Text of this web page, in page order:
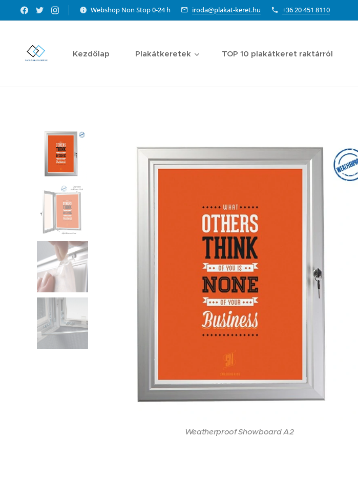
Webshop Non Stop 0-24 h iroda@plakat-keret.hu +36 20 451 8110
Kezdőlap Plakátkeretek TOP 10 plakátkeret raktárról
Weatherproof Showboard A2
Portrait/ landscape
Telescopic angle